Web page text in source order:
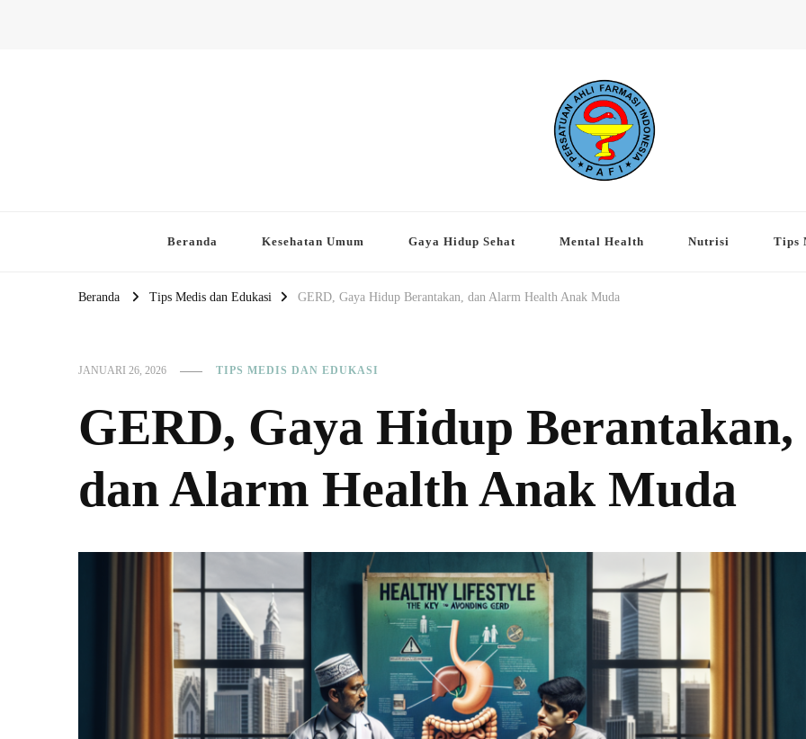
Beranda Kesehatan Umum Gaya Hidup Sehat Mental Health Nutrisi Tips
Beranda Tips Medis dan Edukasi GERD, Gaya Hidup Berantakan, dan Alarm Health Anak Muda
JANUARI 26, 2026 TIPS MEDIS DAN EDUKASI
GERD, Gaya Hidup Berantakan,
dan Alarm Health Anak Muda